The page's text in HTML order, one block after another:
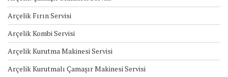
Arçelik Fırın Servisi
Arçelik Kombi Servisi
Arçelik Kurutma Makinesi Servisi
Arçelik Kurutmalı Çamaşır Makinesi Servisi